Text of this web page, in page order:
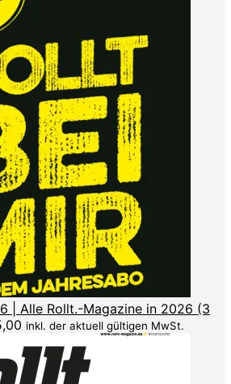
| Alle Rollt.-Magazine in 2026 (3
inkl. der aktuell gültigen MwSt.